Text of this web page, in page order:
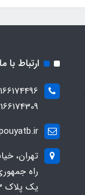
ارتباط با ما
تهران،
راه
یک پلاک 3